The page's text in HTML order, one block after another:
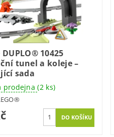
DUPLO® 10425
tunel a koleje –
sada
prodejna(2 ks)